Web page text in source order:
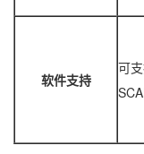
软件支持
可